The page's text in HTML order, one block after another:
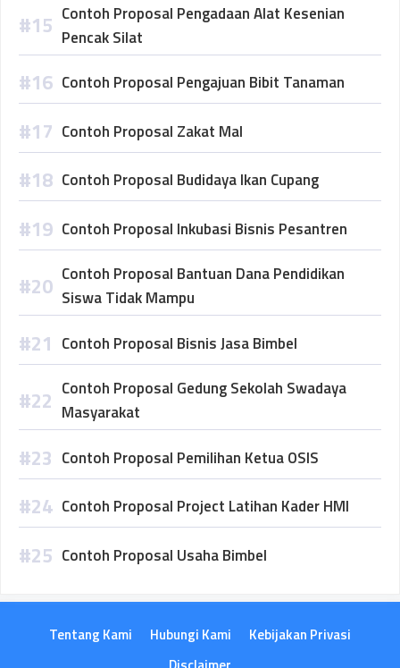
Contoh Proposal Pengadaan Alat Kesenian
Pencak Silat
Contoh Proposal Pengajuan Bibit Tanaman
Contoh Proposal Zakat Mal
Contoh Proposal Budidaya Ikan Cupang
Contoh Proposal Inkubasi Bisnis Pesantren
Contoh Proposal Bantuan Dana Pendidikan
Siswa Tidak Mampu
Contoh Proposal Bisnis Jasa Bimbel
Contoh Proposal Gedung Sekolah Swadaya
Masyarakat
Contoh Proposal Pemilihan Ketua OSIS
Contoh Proposal Project Latihan Kader HMI
Contoh Proposal Usaha Bimbel
Tentang Kami Hubungi Kami
Kebijakan Privasi